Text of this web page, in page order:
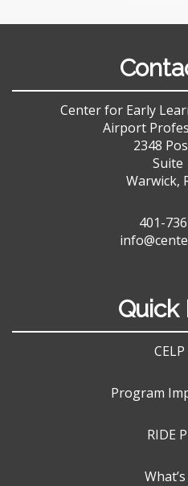
Center for Early
Airport
2348
Suite
Warwick,
401-
Quick
Program
RIDE